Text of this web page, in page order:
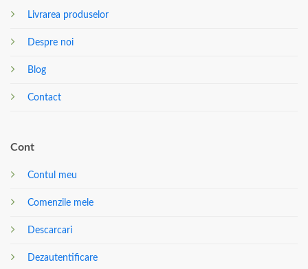
Livrarea produselor
Despre noi
Blog
Contact
Cont
Contul meu
Comenzile mele
Descarcari
Dezautentificare